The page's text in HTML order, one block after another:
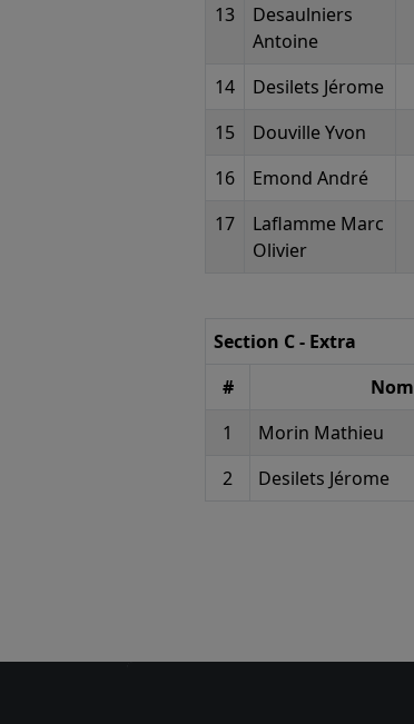
13
Desaulniers
Antoine
14 Desilets Jérome
15
Douville Yvon
16
Emond André
17
Laflamme Marc
Olivier
Section C - Extra
#
Nom
1
Morin Mathieu
2
Desilets Jérome